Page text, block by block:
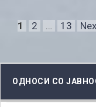
Page
1 Page
2 … Page
13
ОДНОСИ СО